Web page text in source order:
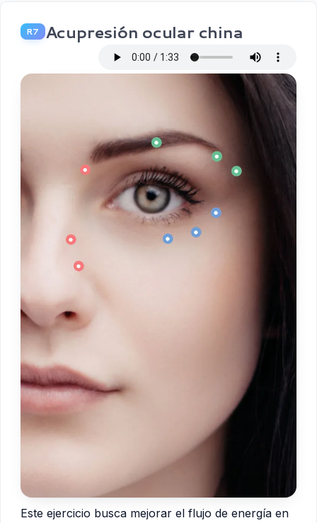
R7 Acupresión ocular china
Este ejercicio busca mejorar el flujo de energía en